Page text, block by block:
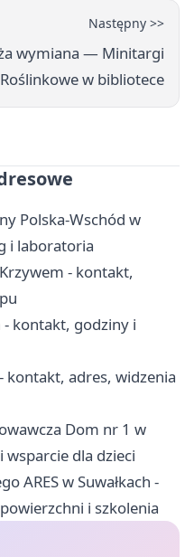
Następny >>
wymiana — Minitargi
Roślinkowe w bibliotece
Polska-Wschód w
i laboratoria
- kontakt,
- kontakt, godziny i
kontakt, adres, widzenia
Dom nr 1 w
wsparcie dla dzieci
ARES w Suwałkach -
i szkolenia